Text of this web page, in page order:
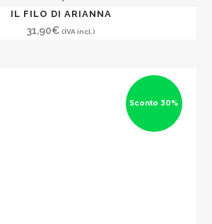
IL FILO DI ARIANNA
31,90€ (IVA incl.)
Sconto 30%